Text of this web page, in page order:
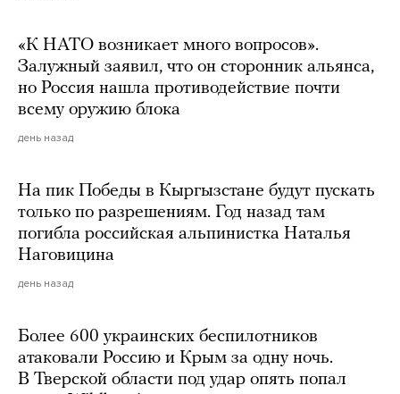
«К НАТО возникает много вопросов».
Залужный заявил, что он сторонник альянса,
но Россия нашла противодействие почти
всему оружию блока
день назад
На пик Победы в Кыргызстане будут пускать
только по разрешениям. Год назад там
погибла российская альпинистка Наталья
Наговицина
день назад
Более 600 украинских беспилотников
атаковали Россию и Крым за одну ночь.
В Тверской области под удар опять попал